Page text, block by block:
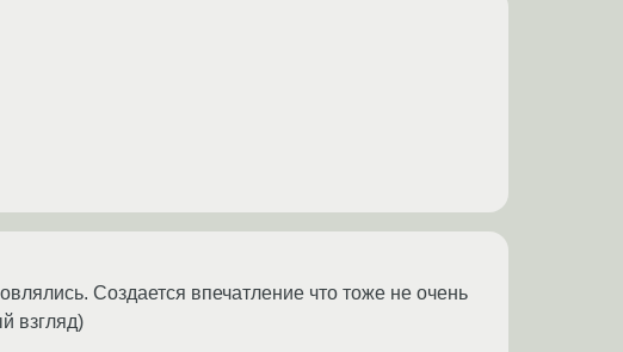
Создается впечатление что тоже не очень
взгляд)